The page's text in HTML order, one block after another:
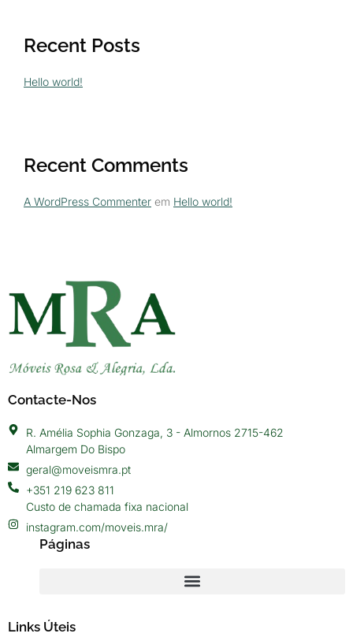
Recent Posts
Hello world!
Recent Comments
A WordPress Commenter em Hello world!
Contacte-Nos
R. Amélia Sophia Gonzaga, 3 - Almornos 2715-462
Almargem Do Bispo
geral@moveismra.pt
+351 219 623 811
Custo de chamada fixa nacional
instagram.com/moveis.mra/
Páginas
Links Úteis